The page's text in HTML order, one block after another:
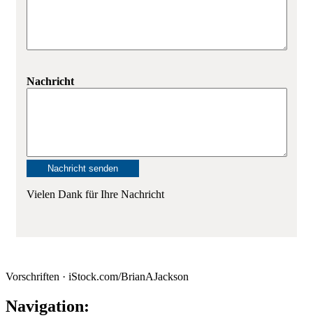
Nachricht
Vielen Dank für Ihre Nachricht
Vorschriften · iStock.com/BrianAJackson
Navigation: